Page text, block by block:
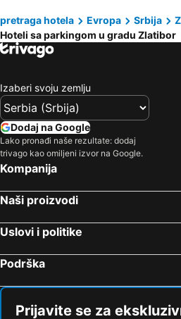
Kosjerić, hotels with parking
Rudo, hotels with parking
pretraga hotela Evropa Srbija
Hoteli sa parkingom u gradu Zlatibor
Izaberi svoju zemlju
Dodaj na Google
Lako pronađi naše rezultate: dodaj
trivago kao omiljeni izvor na Google.
Kompanija
Naši proizvodi
Uslovi i politike
Podrška
Prijavite se za